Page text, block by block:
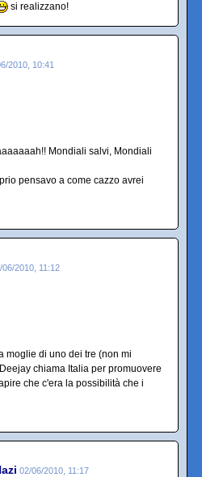
si realizzano!
2010, 10:41
Mondiali salvi, Mondiali
pensavo a come cazzo avrei
06/2010, 11:12
moglie di uno dei tre (non mi
chiama Italia per promuovere
che c'era la possibilità che i
02/06/2010, 11:17